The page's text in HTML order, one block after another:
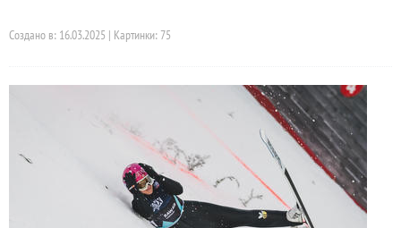
Создано в: 16.03.2025 | Картинки: 75